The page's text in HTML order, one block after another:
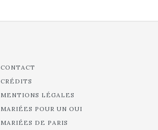
CONTACT
CRÉDITS
MENTIONS LÉGALES
MARIÉES POUR UN OUI
MARIÉES DE PARIS